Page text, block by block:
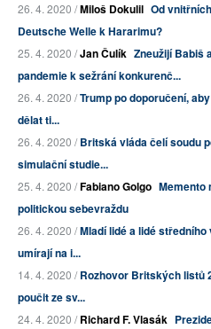
26. 4. 2020 /Miloš Dokulil Od
Deutsche Welle k Hararimu?
25. 4. 2020 /Jan Čulík Zneužijí Babiš
pandemie k sežrání konkurenč...
26. 4. 2020 /Trump po doporučení,
dělat ti...
26. 4. 2020 /Britská vláda čelí soudu
simulační studie...
25. 4. 2020 /Fabiano Golgo Memento
politickou sebevraždu
26. 4. 2020 /Mladí lidé a lidé středního
umírají na i...
14. 4. 2020 /Rozhovor Britských listů
poučit ze sv...
24. 4. 2020 /Richard F. Vlasák